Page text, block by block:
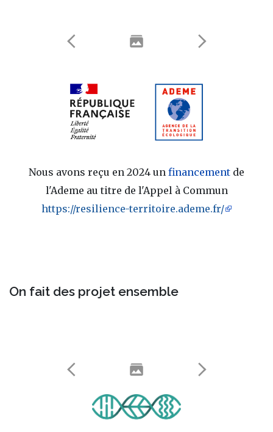
Nous avons reçu en 2024 un financement de
l'Ademe au titre de l'Appel à Commun
https://resilience-territoire.ademe.fr/
On fait des projet ensemble